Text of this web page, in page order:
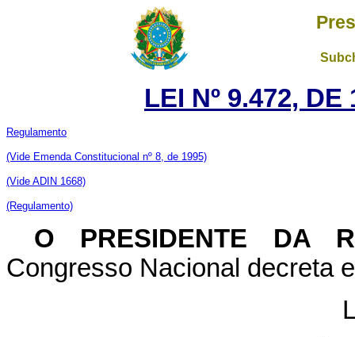
LEI Nº 9.472,
Regulamento
(Vide Emenda Constitucional nº 8, de 1995)
(Vide ADIN 1668)
(Regulamento)
O PRESIDENTE DA
Congresso Nacional decreta